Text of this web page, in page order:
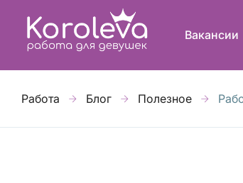
Вакансии
Работа Блог Полезное